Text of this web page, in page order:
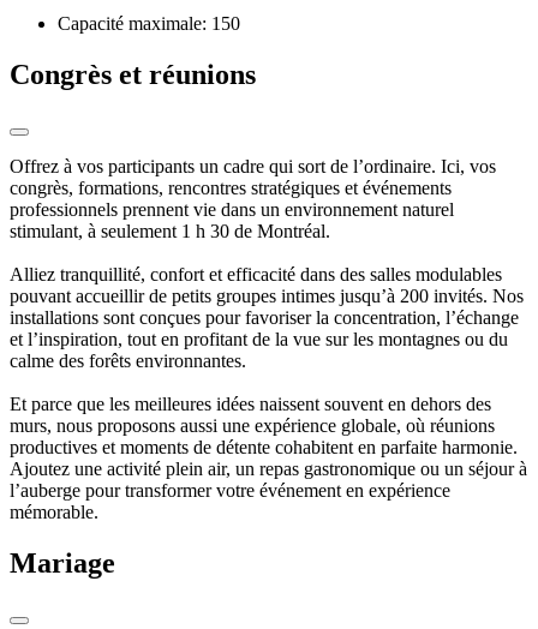
Capacité maximale: 150
Congrès et réunions
Offrez à vos participants un cadre qui sort de l’ordinaire. Ici, vos
congrès, formations, rencontres stratégiques et événements
professionnels prennent vie dans un environnement naturel
stimulant, à seulement 1 h 30 de Montréal.
Alliez tranquillité, confort et efficacité dans des salles modulables
pouvant accueillir de petits groupes intimes jusqu’à 200 invités. Nos
installations sont conçues pour favoriser la concentration, l’échange
et l’inspiration, tout en profitant de la vue sur les montagnes ou du
calme des forêts environnantes.
Et parce que les meilleures idées naissent souvent en dehors des
murs, nous proposons aussi une expérience globale, où réunions
productives et moments de détente cohabitent en parfaite harmonie.
Ajoutez une activité plein air, un repas gastronomique ou un séjour à
l’auberge pour transformer votre événement en expérience
mémorable.
Mariage